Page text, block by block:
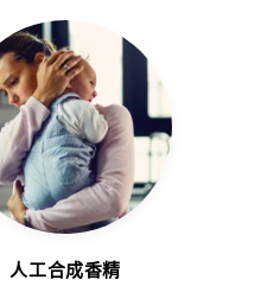
人工合成香精